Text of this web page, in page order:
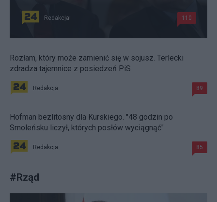
Redakcja 110
Rozłam, który może zamienić się w sojusz. Terlecki
zdradza tajemnice z posiedzeń PiS
Redakcja 89
Hofman bezlitosny dla Kurskiego. "48 godzin po
Smoleńsku liczył, których posłów wyciągnąć"
Redakcja 85
#Rząd